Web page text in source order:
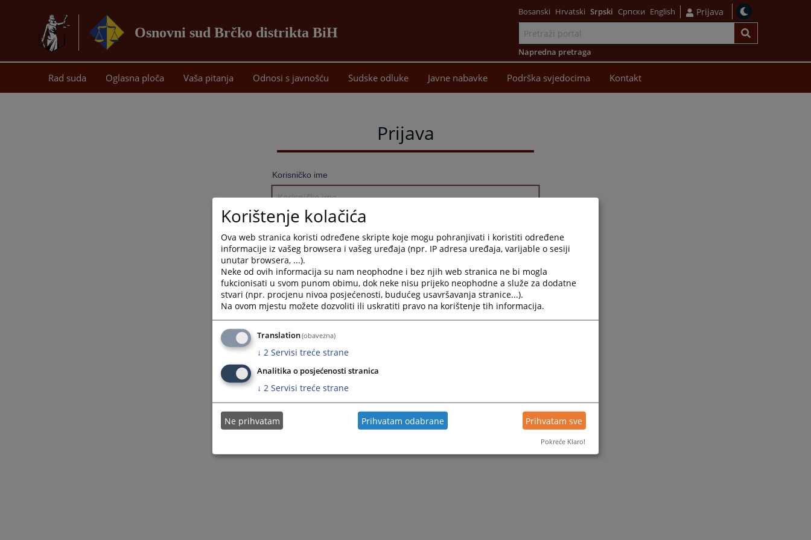
Osnovni sud Brčko distrikta BiH
sadržaj
Bosanski Hrvatski Srpski Српски English Prijava
Napredna pretraga
Rad suda Oglasna ploča Vaša pitanja Odnosi s javnošću Sudske odluke Javne nabavke Podrška svjedocima Kontakt
Prijava
Korisničko ime
Lozinka
Zapamti me
Prijava
Želite postati član?
Korištenje kolačića
Ova web stranica koristi određene skripte koje mogu pohranjivati i koristiti određene
informacije iz vašeg browsera i vašeg uređaja (npr. IP adresa uređaja, varijable o sesiji
unutar browsera, ...).
Neke od ovih informacija su nam neophodne i bez njih web stranica ne bi mogla
fukcionisati u svom punom obimu, dok neke nisu prijeko neophodne a služe za dodatne
stvari (npr. procjenu nivoa posjećenosti, budućeg usavršavanja stranice...).
Na ovom mjestu možete dozvoliti ili uskratiti pravo na korištenje tih informacija.
Translation(obavezna)
↓ 2 Servisi treće strane
Analitika o posjećenosti stranica
↓ 2 Servisi treće strane
Ne prihvatam Prihvatam odabrane Prihvatam sve
Pokreće Klaro!